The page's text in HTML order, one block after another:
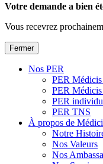
Votre demande a bien
Vous recevrez
Fermer
Nos PER
PER
PER
PER
PER TNS
À propos de
Notre
Nos Valeurs
Nos